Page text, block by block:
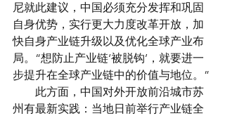
尼就此建议，中国必须充分发挥和巩固
自身优势，实行更大力度改革开放，加
快自身产业链升级以及优化全球产业布
局。“想防止产业链‘被脱钩’，就要进一
步提升在全球产业链中的价值与地位。”
此方面，中国对外开放前沿城市苏
州有最新实践：当地日前举行产业链全